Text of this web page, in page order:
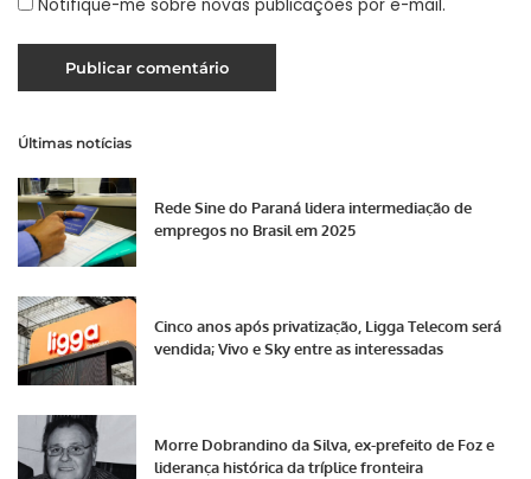
Notifique-me sobre novas publicações por e-mail.
Últimas notícias
Rede Sine do Paraná lidera intermediação de
empregos no Brasil em 2025
Cinco anos após privatização, Ligga Telecom será
vendida; Vivo e Sky entre as interessadas
Morre Dobrandino da Silva, ex-prefeito de Foz e
liderança histórica da tríplice fronteira